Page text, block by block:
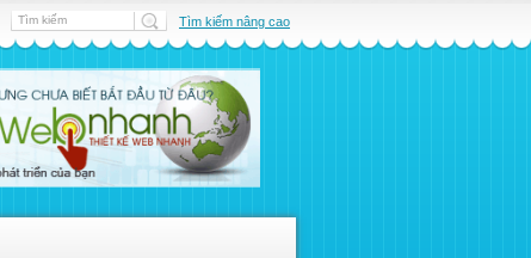
Tìm kiếm nâng cao